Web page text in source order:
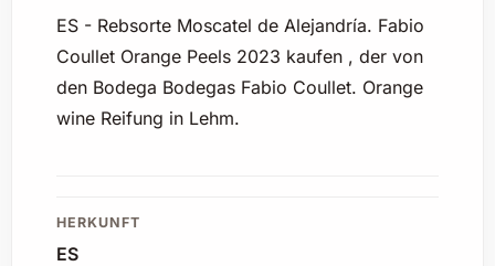
ES - Rebsorte Moscatel de Alejandría. Fabio
Coullet Orange Peels 2023 kaufen , der von
den Bodega Bodegas Fabio Coullet. Orange
wine Reifung in Lehm.
HERKUNFT
ES